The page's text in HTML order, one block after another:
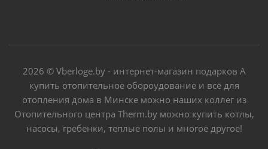
2026 © Vberloge.by - интернет-магазин подарков А
купить отопительное обороудование и всё для
отопления дома в Минске можно наших коллег из
Отопительного центра Therm.by можно купить котлы,
насосы, гребенки, теплые полы и многое другое!